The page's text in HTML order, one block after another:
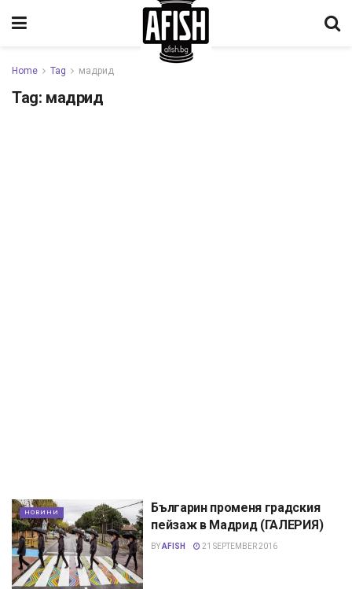
Home Tag мадрид
Tag: мадрид
НОВИНИ
Българин променя градския
пейзаж в Мадрид (ГАЛЕРИЯ)
BYAFISH 21 SEPTEMBER 2016